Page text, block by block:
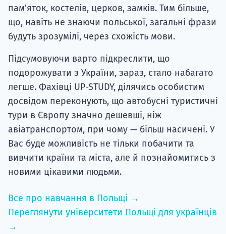
пам'яток, костелів, церков, замків. Тим більше,
що, навіть не знаючи польської, загальні фрази
будуть зрозумілі, через схожість мови.
Підсумовуючи варто підкреслити, що
подорожувати з України, зараз, стало набагато
легше. Фахівці UP-STUDY, ділячись особистим
досвідом переконують, що автобусні туристичні
тури в Європу значно дешевші, ніж
авіатранспортом, при чому — більш насичені. У
Вас буде можливість не тільки побачити та
вивчити країни та міста, але й познайомитись з
новими цікавими людьми.
Все про навчання в Польщі →
Переглянути університети Польщі для українців
→